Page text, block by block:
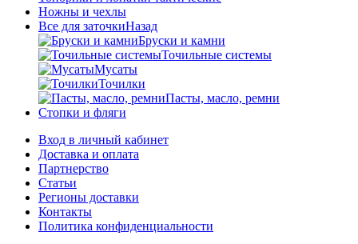
Ножны и чехлы
Все для заточкиНазад
Бруски и камни
Точильные системы
Мусаты
Точилки
Пасты, масло, ремни
Стопки и фляги
Вход в личный кабинет
Доставка и оплата
Партнерство
Статьи
Регионы доставки
Контакты
Политика конфиденциальности